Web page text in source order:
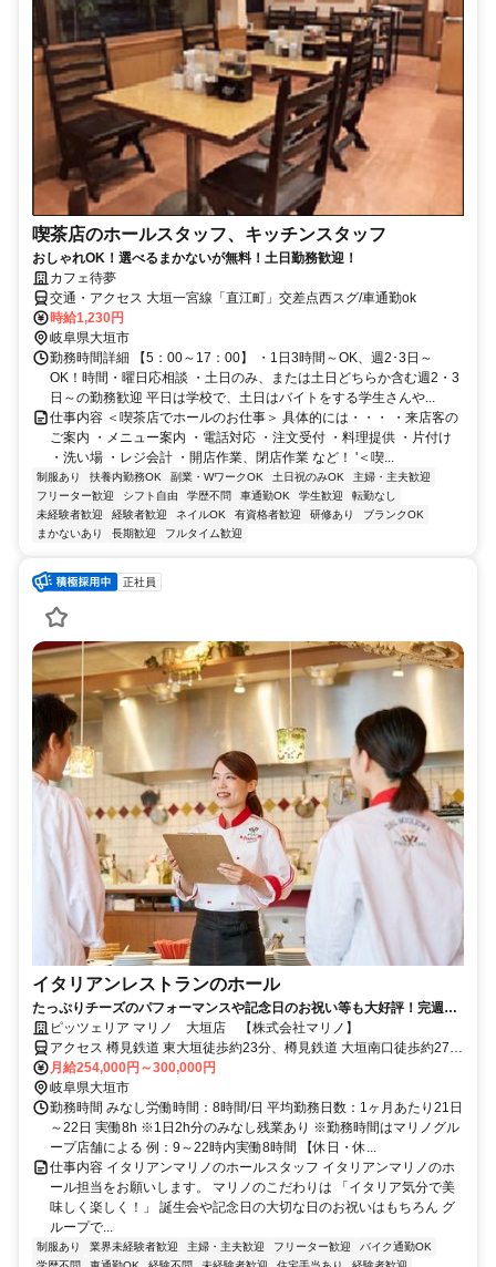
喫茶店のホールスタッフ、キッチンスタッフ
おしゃれOK！選べるまかないが無料！土日勤務歓迎！
カフェ待夢
交通・アクセス 大垣一宮線「直江町」交差点西スグ/車通勤ok
時給1,230円
岐阜県大垣市
勤務時間詳細 【5：00～17：00】 ・1日3時間～OK、週2･3日～
OK！時間・曜日応相談 ・土日のみ、または土日どちらか含む週2・3
日～の勤務歓迎 平日は学校で、土日はバイトをする学生さんや...
仕事内容 ＜喫茶店でホールのお仕事＞ 具体的には・・・ ・来店客の
ご案内 ・メニュー案内 ・電話対応 ・注文受付 ・料理提供 ・片付け
・洗い場 ・レジ会計 ・開店作業、閉店作業 など！ '＜喫...
制服あり 扶養内勤務OK 副業・WワークOK 土日祝のみOK
主婦・主夫歓迎
フリーター歓迎
シフト自由 学歴不問 車通勤OK 学生歓迎
転勤なし
未経験者歓迎
経験者歓迎 ネイルOK 有資格者歓迎 研修あり
ブランクOK
まかないあり
長期歓迎 フルタイム歓迎
正社員
イタリアンレストランのホール
たっぷりチーズのパフォーマンスや記念日のお祝い等も大好評！完週休
2、5連休制度、賞与・退職金等充実！
ピッツェリア マリノ 大垣店 【株式会社マリノ】
アクセス 樽見鉄道 東大垣徒歩約23分、樽見鉄道 大垣南口徒歩約27
分、養老鉄道 大垣南口徒歩約27分 ｢大垣市総合体育館｣より徒歩6分
※車通勤可（店舗による）【受動喫煙防止措置】敷地内禁煙 （喫煙
所/勤務地により異なる）
月給254,000円～300,000円
岐阜県大垣市
勤務時間 みなし労働時間：8時間/日 平均勤務日数：1ヶ月あたり21日
～22日 実働8h ※1日2h分のみなし残業あり ※勤務時間はマリノグル
ープ店舗による 例：9～22時内実働8時間 【休日・休...
仕事内容 イタリアンマリノのホールスタッフ イタリアンマリノのホ
ール担当をお願いします。 マリノのこだわりは 「イタリア気分で美
味しく楽しく！」 誕生会や記念日の大切な日のお祝いはもちろん グ
ループで...
制服あり 業界未経験者歓迎 主婦・主夫歓迎 フリーター歓迎
バイク通勤OK